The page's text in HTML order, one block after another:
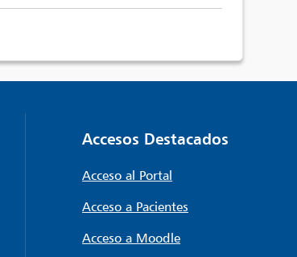
Accesos Destacados
Acceso al Portal
Acceso a Pacientes
Acceso a Moodle